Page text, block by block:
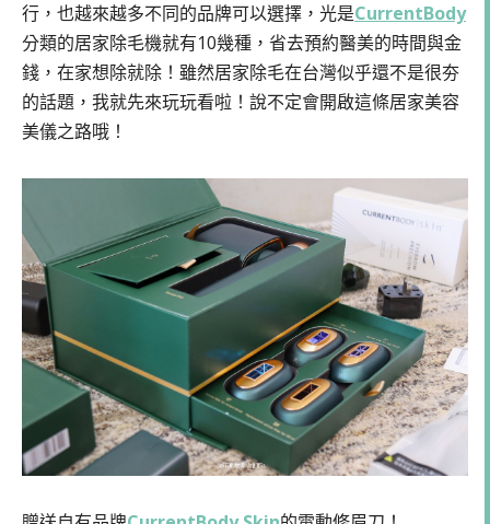
行，也越來越多不同的品牌可以選擇，光是CurrentBody
分類的居家除毛機就有10幾種，省去預約醫美的時間與金
錢，在家想除就除！雖然居家除毛在台灣似乎還不是很夯
的話題，我就先來玩玩看啦！說不定會開啟這條居家美容
美儀之路哦！